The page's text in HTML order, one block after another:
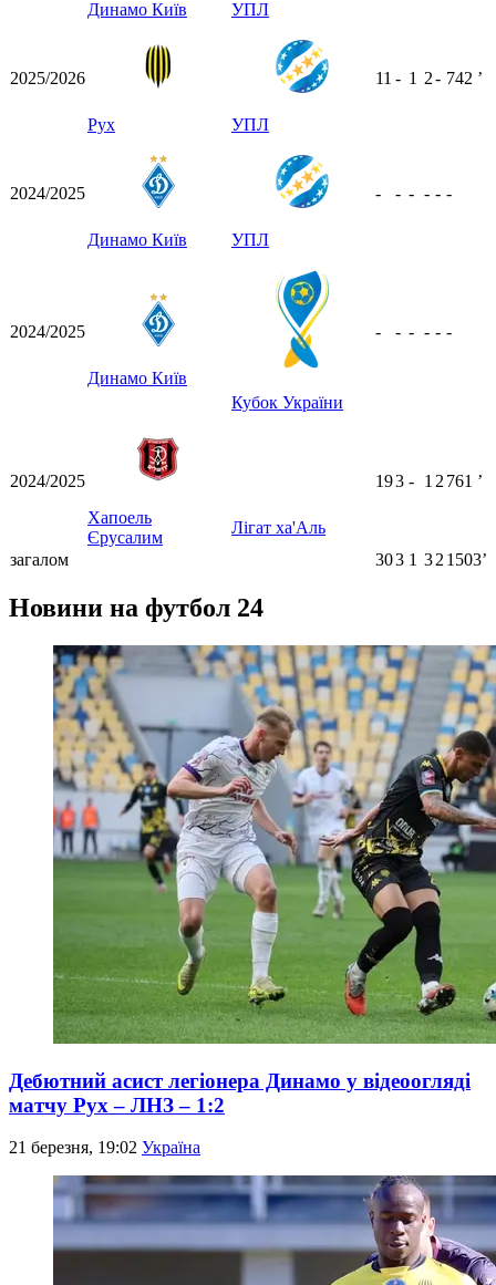
Динамо Київ УПЛ
2025/2026
Рух УПЛ
11 - 1 2- 742 ʼ
2024/2025
Динамо Київ УПЛ
- - - - - -
2024/2025
Динамо Київ
Кубок України
- - - - - -
2024/2025
Хапоель
Єрусалим
Лігат ха'Аль
193 - 1 2 761 ʼ
загалом 303 1 32 1503ʼ
Новини на футбол 24
Дебютний асист легіонера Динамо у відеоогляді
матчу Рух – ЛНЗ – 1:2
21 березня, 19:02 Україна